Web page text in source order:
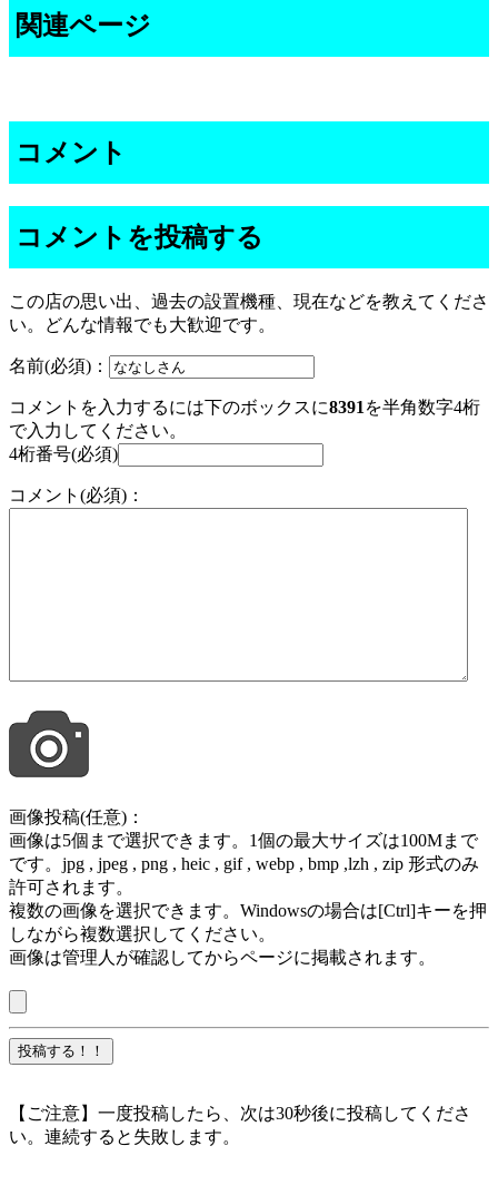
関連ページ
コメント
コメントを投稿する
この店の思い出、過去の設置機種、現在などを教えてくださ
い。どんな情報でも大歓迎です。
名前(必須)：
コメントを入力するには下のボックスに8391 を半角数字4桁
で入力してください。
4桁番号(必須)
コメント(必須)：
画像投稿(任意)：
画像は5個まで選択できます。1個の最大サイズは100Mまで
です。jpg , jpeg , png , heic , gif , webp , bmp ,lzh , zip 形式のみ
許可されます。
複数の画像を選択できます。Windowsの場合は[Ctrl]キーを押
しながら複数選択してください。
画像は管理人が確認してからページに掲載されます。
【ご注意】一度投稿したら、次は30秒後に投稿してくださ
い。連続すると失敗します。